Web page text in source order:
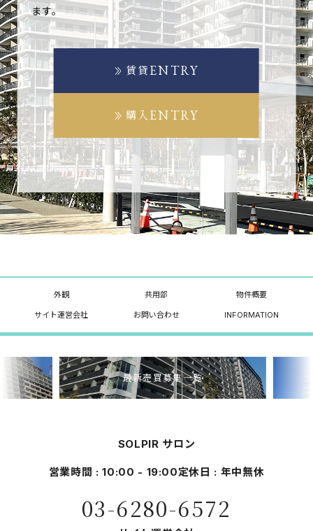
ます。
賃貸 ENTRY
購入 ENTRY
外観 共用部 物件概要
サイト運営会社 お問い合わせ INFORMATION
最新売買募集一覧
SOLPIR サロン
営業時間 : 10:00 - 19:00定休日 : 年中無休
03-6280-6572